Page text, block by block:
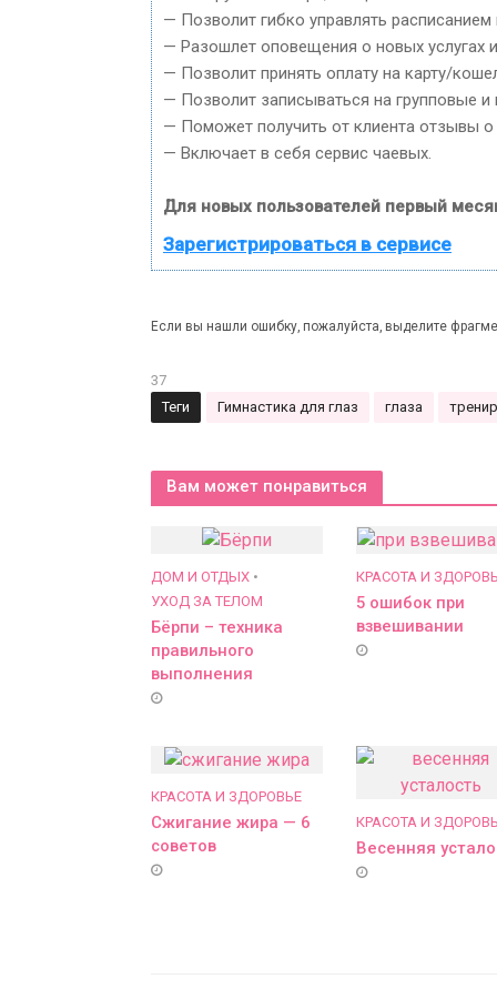
— Позволит гибко управлять расписанием
— Разошлет оповещения о новых услугах
— Позволит принять оплату на карту/
— Позволит записываться на групповые
— Поможет получить от клиента отзывы о
— Включает в себя сервис чаевых.
Для новых пользователей первый
Зарегистрироваться в сервисе
Если вы нашли ошибку, пожалуйста, выделите
37
Теги
Гимнастика для глаз глаза
Вам может понравиться
ДОМ И ОТДЫХ •
УХОД ЗА ТЕЛОМ
Бёрпи – техника
правильного
выполнения
КРАСОТА И
5 ошибок при
взвешивании
КРАСОТА И ЗДОРОВЬЕ
Сжигание жира — 6
советов
КРАСОТА И
Весенняя